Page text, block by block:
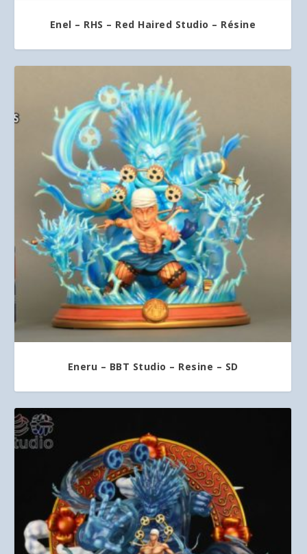
Enel – RHS – Red Haired Studio – Résine
Eneru – BBT Studio – Resine – SD